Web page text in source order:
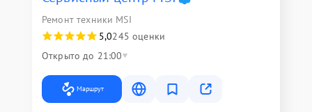
Ремонт техники MSI
5,0245 оценки
Открыто до 21:00
Маршрут